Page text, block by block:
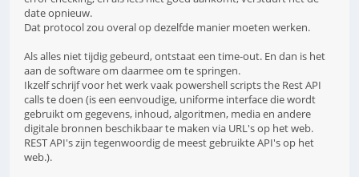
date opnieuw.
Dat protocol zou overal op dezelfde manier moeten werken.
Als alles niet tijdig gebeurd, ontstaat een time-out. En dan is het
aan de software om daarmee om te springen.
Ikzelf schrijf voor het werk vaak powershell scripts the Rest API
calls te doen (is een eenvoudige, uniforme interface die wordt
gebruikt om gegevens, inhoud, algoritmen, media en andere
digitale bronnen beschikbaar te maken via URL's op het web.
REST API's zijn tegenwoordig de meest gebruikte API's op het
web.).